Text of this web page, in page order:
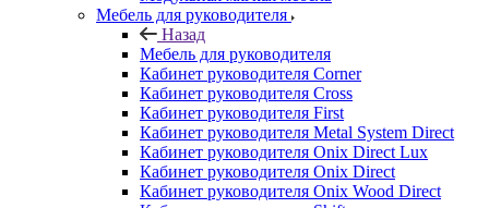
Мебель для руководителя
Назад
Мебель для руководителя
Кабинет руководителя Corner
Кабинет руководителя Cross
Кабинет руководителя First
Кабинет руководителя Metal System Direct
Кабинет руководителя Onix Direct Lux
Кабинет руководителя Onix Direct
Кабинет руководителя Onix Wood Direct